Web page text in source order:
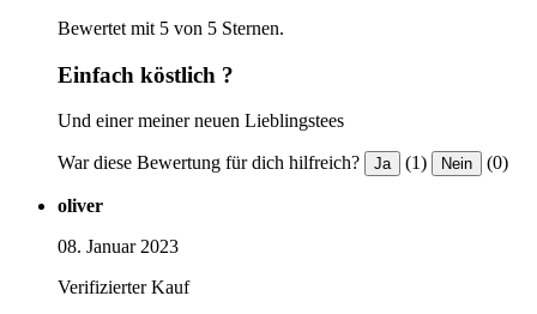
Bewertet mit 5 von 5 Sternen.
Einfach köstlich ?
Und einer meiner neuen Lieblingstees
War diese Bewertung für dich hilfreich? Ja (1) Nein (0)
oliver
08. Januar 2023
Verifizierter Kauf